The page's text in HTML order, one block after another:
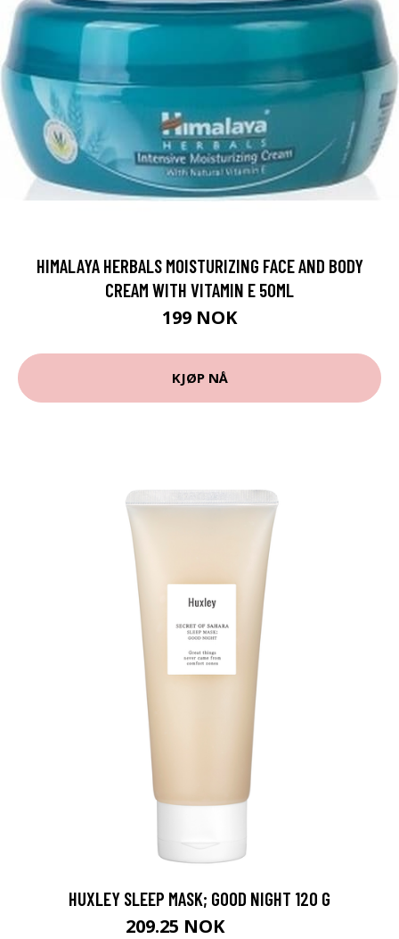
HIMALAYA HERBALS MOISTURIZING FACE AND BODY
CREAM WITH VITAMIN E 50ML
199 NOK
KJØP NÅ
HUXLEY SLEEP MASK; GOOD NIGHT 120 G
209.25 NOK